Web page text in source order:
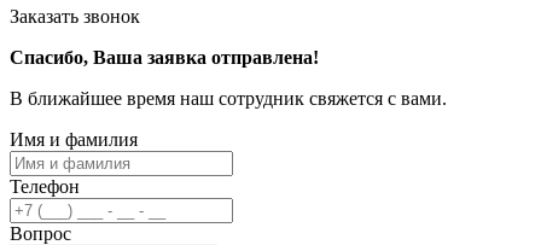
Заказать звонок
Спасибо, Ваша заявка отправлена!
В ближайшее время наш сотрудник свяжется с вами.
Имя и фамилия
Телефон
Вопрос